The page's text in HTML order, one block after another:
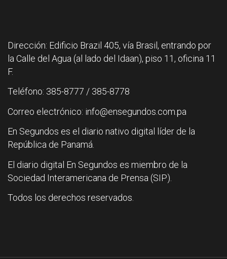
Dirección: Edificio Brazil 405, vía Brasil, entrando por
la Calle del Agua (al lado del Idaan), piso 11, oficina 11
F.
Teléfono: 385-8777 / 385-8778
Correo electrónico: info@ensegundos.com.pa
En Segundos es el diario nativo digital líder de la
República de Panamá.
El diario digital En Segundos es miembro de la
Sociedad Interamericana de Prensa (SIP).
Todos los derechos reservados.